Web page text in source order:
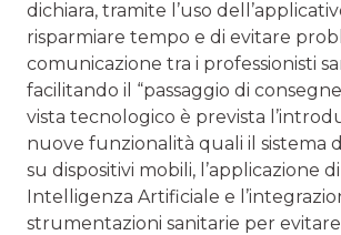
dichiara, tramite l’uso
risparmiare tempo e di evitare
comunicazione tra i professionisti
facilitando il “passaggio di
vista tecnologico è prevista
nuove funzionalità quali il sistema
su dispositivi mobili, l’applicazione
Intelligenza Artificiale e
strumentazioni sanitarie per